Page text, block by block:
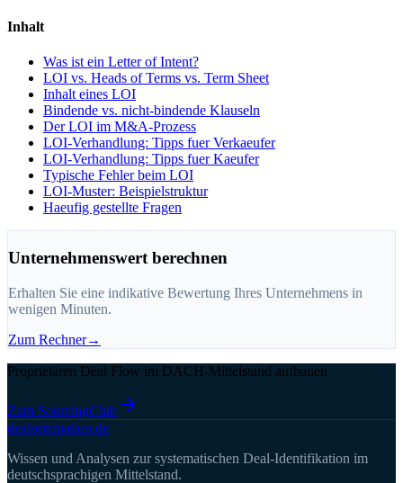
Inhalt
Was ist ein Letter of Intent?
LOI vs. Heads of Terms vs. Term Sheet
Inhalt eines LOI
Bindende vs. nicht-bindende Klauseln
Der LOI im M&A-Prozess
LOI-Verhandlung: Tipps fuer Verkaeufer
LOI-Verhandlung: Tipps fuer Kaeufer
Typische Fehler beim LOI
LOI-Muster: Beispielstruktur
Haeufig gestellte Fragen
Unternehmenswert berechnen
Erhalten Sie eine indikative Bewertung Ihres Unternehmens in
wenigen Minuten.
Zum Rechner→
Proprietären Deal Flow im DACH-Mittelstand aufbauen
Zum SourcingClub
dealorigination.de
Wissen und Analysen zur systematischen Deal-Identifikation im
deutschsprachigen Mittelstand.